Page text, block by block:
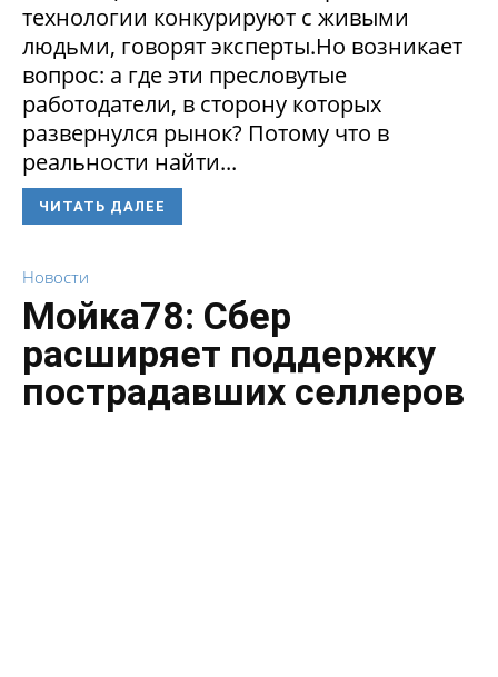
технологии конкурируют с живыми
людьми, говорят эксперты.Но возникает
вопрос: а где эти пресловутые
работодатели, в сторону которых
развернулся рынок? Потому что в
реальности найти...
ЧИТАТЬ ДАЛЕЕ
Новости
Мойка78: Сбер
расширяет поддержку
пострадавших селлеров